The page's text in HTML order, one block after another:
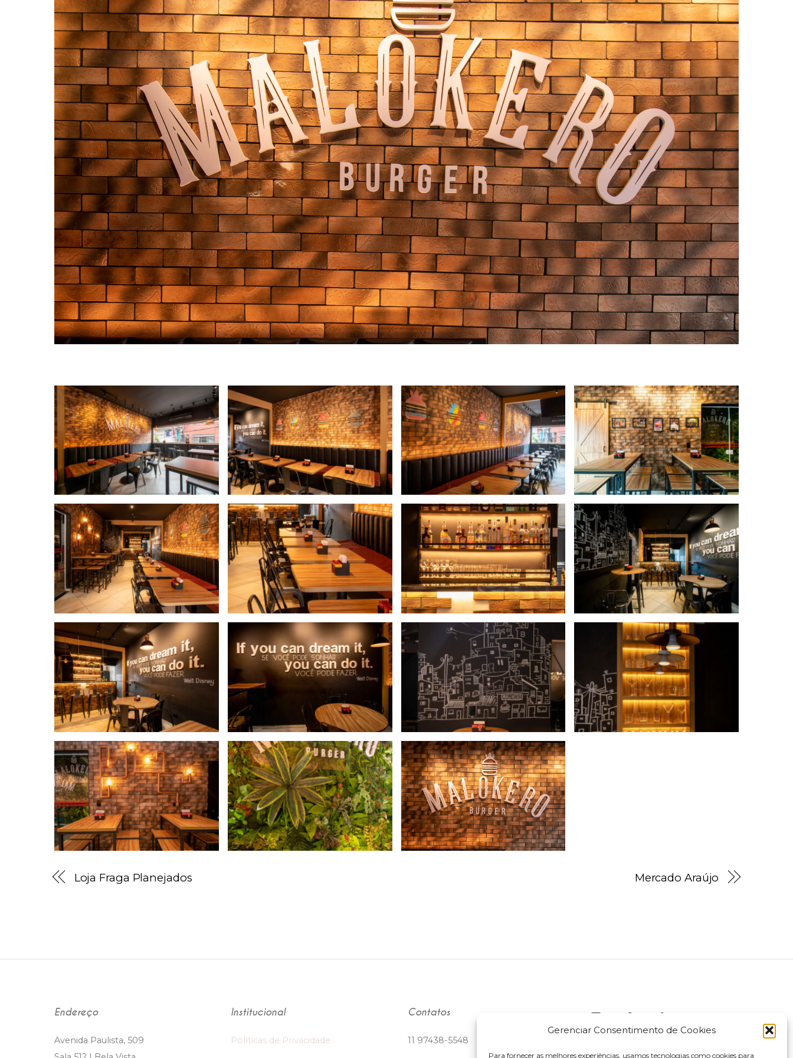
Gerenciar Consentimento de Cookies
Para fornecer as melhores experiências, usamos tecnologias como cookies para
Loja Fraga Planejados Mercado Araújo
Endereço
Avenida Paulista, 509
Institucional
Políticas de Privacidade
Contatos
11 97438-5548